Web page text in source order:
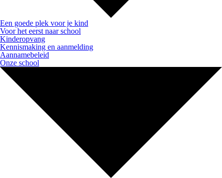
Een goede plek voor je kind
Voor het eerst naar school
Kinderopvang
Kennismaking en aanmelding
Aannamebeleid
Onze school